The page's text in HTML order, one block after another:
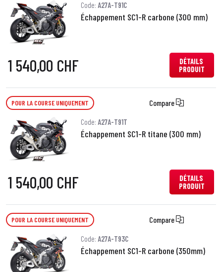
Code: A27A-T91C
Échappement SC1-R carbone (300 mm)
1 540,00 CHF
DÉTAILS
PRODUIT
POUR LA COURSE UNIQUEMENT Compare
Code: A27A-T91T
Échappement SC1-R titane (300 mm)
1 540,00 CHF
DÉTAILS
PRODUIT
POUR LA COURSE UNIQUEMENT Compare
Code: A27A-T93C
Échappement SC1-R carbone (350mm)